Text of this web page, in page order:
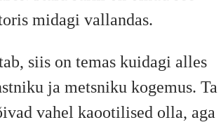
midagi vallandas.
siis on temas kuidagi alles
ja metsniku kogemus. Ta
vahel kaootilised olla, aga